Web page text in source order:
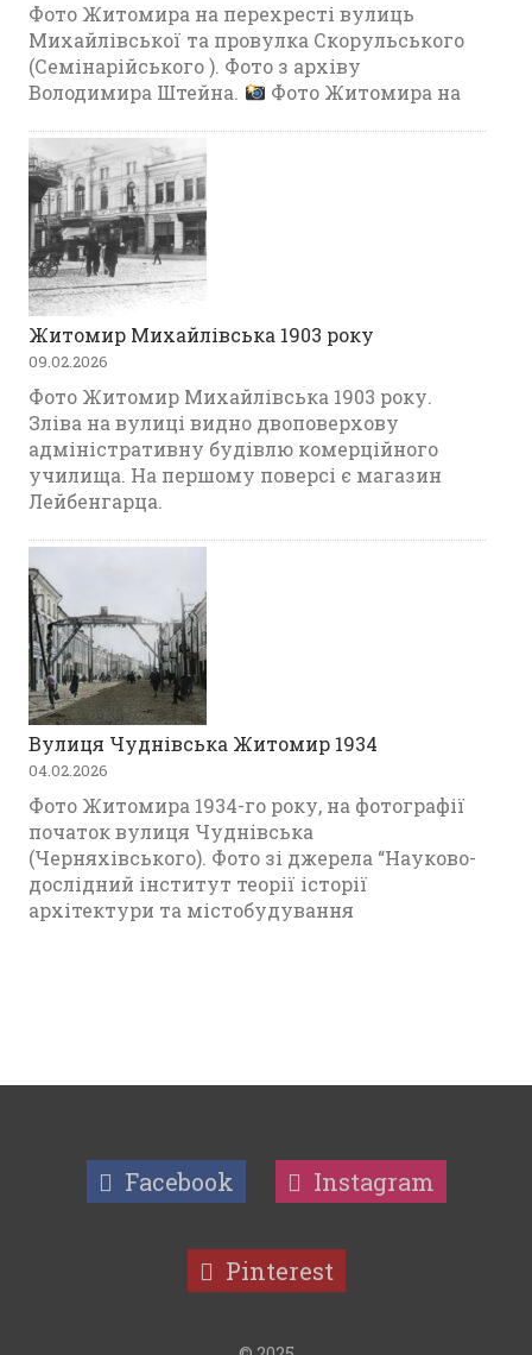
Фото Житомира на перехресті вулиць
Михайлівської та провулка Скорульського
(Семінарійського ). Фото з архіву
Володимира Штейна.
Фото Житомира на
Житомир Михайлівська 1903 року
09.02.2026
Фото Житомир Михайлівська 1903 року.
Зліва на вулиці видно двоповерхову
адміністративну будівлю комерційного
училища. На першому поверсі є магазин
Лейбенгарца.
Вулиця Чуднівська Житомир 1934
04.02.2026
Фото Житомира 1934-го року, на фотографії
початок вулиця Чуднівська
(Черняхівського). Фото зі джерела “Науково-
дослідний інститут теорії історії
архітектури та містобудування
Facebook Instagram
Pinterest